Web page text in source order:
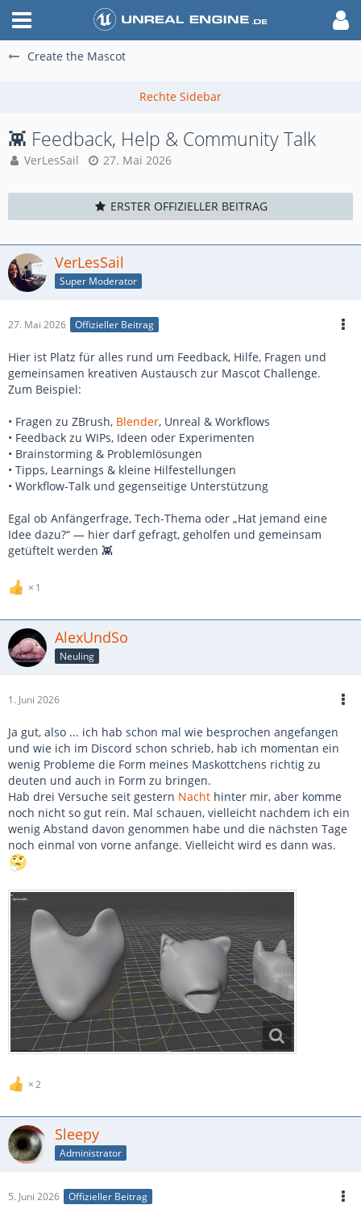
Create the Mascot
👾 Feedback, Help & Community Talk
VerLesSail 27. Mai 2026
ERSTER OFFIZIELLER BEITRAG
VerLesSail
Super Moderator
27. Mai 2026 Offizieller Beitrag
Hier ist Platz für alles rund um Feedback, Hilfe, Fragen und
gemeinsamen kreativen Austausch zur Mascot Challenge.
Zum Beispiel:
• Fragen zu ZBrush, Blender, Unreal & Workflows
• Feedback zu WIPs, Ideen oder Experimenten
• Brainstorming & Problemlösungen
• Tipps, Learnings & kleine Hilfestellungen
• Workflow-Talk und gegenseitige Unterstützung
Egal ob Anfängerfrage, Tech-Thema oder „Hat jemand eine
Idee dazu?“ — hier darf gefragt, geholfen und gemeinsam
getüftelt werden 👾
1
AlexUndSo
Neuling
1. Juni 2026
Ja gut, also ... ich hab schon mal wie besprochen angefangen
und wie ich im Discord schon schrieb, hab ich momentan ein
wenig Probleme die Form meines Maskottchens richtig zu
deuten und auch in Form zu bringen.
Hab drei Versuche seit gestern Nacht hinter mir, aber komme
noch nicht so gut rein. Mal schauen, vielleicht nachdem ich ein
wenig Abstand davon genommen habe und die nächsten Tage
noch einmal von vorne anfange. Vielleicht wird es dann was.
2
Sleepy
Administrator
5. Juni 2026 Offizieller Beitrag